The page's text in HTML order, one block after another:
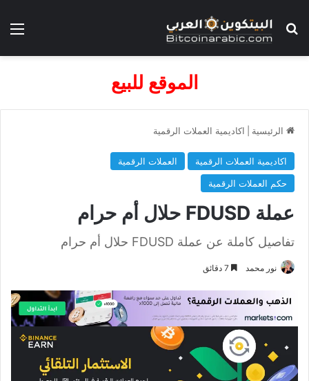
بحث عن
الموقع للبيع
الرئيسية اكاديمية العملات الرقمية
اكاديمية العملات الرقمية
العملات الرقمية
حكم العملات الرقمية
عملة FDUSD حلال أم حرام
تفاصيل كاملة عن عملة FDUSD حلال أم حرام
نور محمد